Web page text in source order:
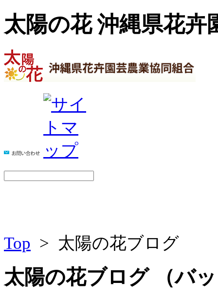
太陽の花 沖縄県花卉
Top > 太陽の花ブログ
太陽の花ブログ （バ